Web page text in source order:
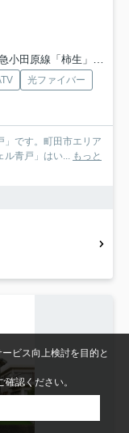
田原線「柿生」駅 徒歩25分
光ファイバー
」です。町田市エリア
青戸」はい...
もっと
ビス向上検討を目的と
確認ください。